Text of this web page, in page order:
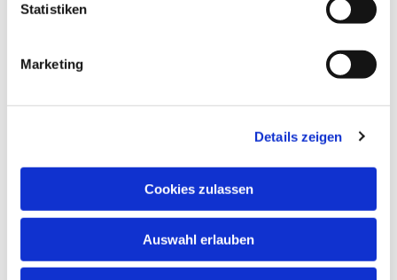
Statistiken
Marketing
Details zeigen
Cookies zulassen
Auswahl erlauben